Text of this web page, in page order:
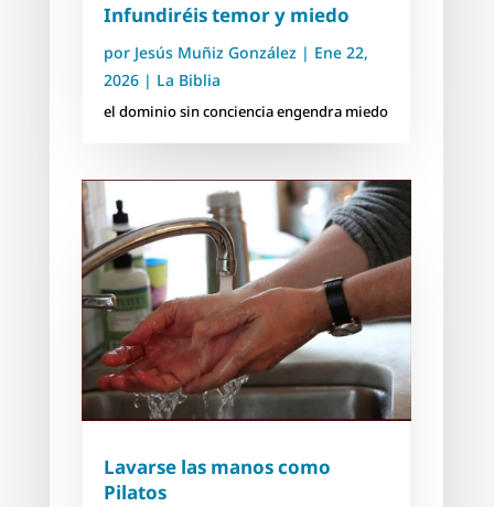
Infundiréis temor y miedo
por Jesús Muñiz González | Ene 22,
2026| La Biblia
el dominio sin conciencia engendra miedo
Lavarse las manos como
Pilatos